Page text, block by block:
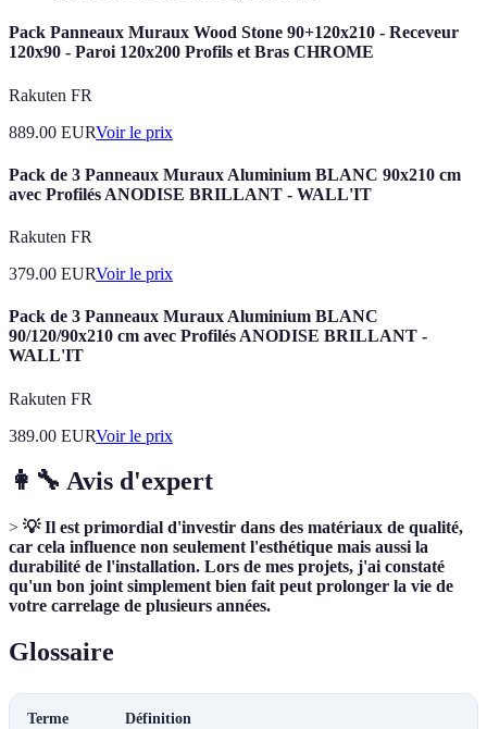
Pack Panneaux Muraux Wood Stone 90+120x210 - Receveur
120x90 - Paroi 120x200 Profils et Bras CHROME
Rakuten FR
889.00 EURVoir le prix
Pack de 3 Panneaux Muraux Aluminium BLANC 90x210 cm
avec Profilés ANODISE BRILLANT - WALL'IT
Rakuten FR
379.00 EURVoir le prix
Pack de 3 Panneaux Muraux Aluminium BLANC
90/120/90x210 cm avec Profilés ANODISE BRILLANT -
WALL'IT
Rakuten FR
389.00 EURVoir le prix
👩‍🔧 Avis d'expert
> 💡 Il est primordial d'investir dans des matériaux de qualité,
car cela influence non seulement l'esthétique mais aussi la
durabilité de l'installation. Lors de mes projets, j'ai constaté
qu'un bon joint simplement bien fait peut prolonger la vie de
votre carrelage de plusieurs années.
Glossaire
Terme Définition